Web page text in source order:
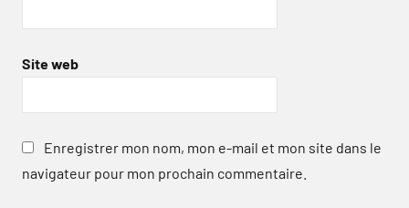
Site web
Enregistrer mon nom, mon e-mail et mon site dans le
navigateur pour mon prochain commentaire.